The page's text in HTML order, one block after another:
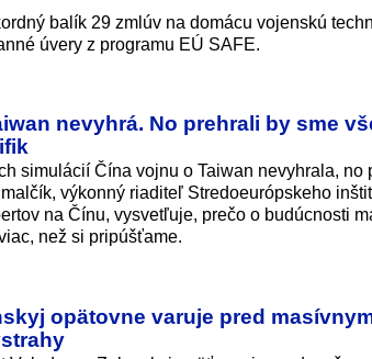
balík 29 zmlúv na domácu vojenskú
úvery z programu EÚ SAFE.
nevyhrá. No prehrali by sme
simulácií Čína vojnu o Taiwan nevyhrala,
výkonný riaditeľ Stredoeurópskeho
na Čínu, vysvetľuje, prečo o budúcnosti
než si pripúšťame.
opätovne varuje pred